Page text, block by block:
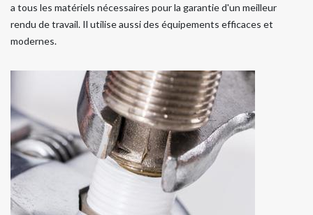
a tous les matériels nécessaires pour la garantie d'un meilleur
rendu de travail. Il utilise aussi des équipements efficaces et
modernes.